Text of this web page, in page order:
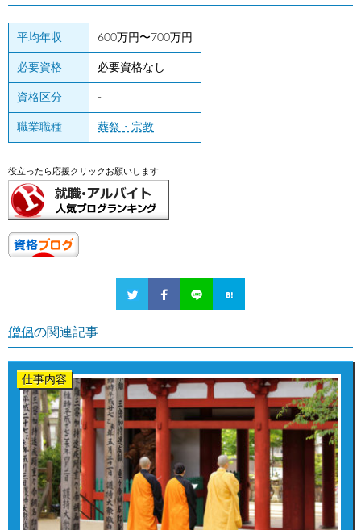
平均年収 600万円〜700万円
必要資格 必要資格なし
資格区分 -
職業職種 葬祭・宗教
役立ったら応援クリックお願いします
僧侶の関連記事
仕事内容